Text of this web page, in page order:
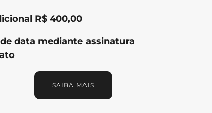
R$ 400,00
data mediante assinatura
SAIBA MAIS